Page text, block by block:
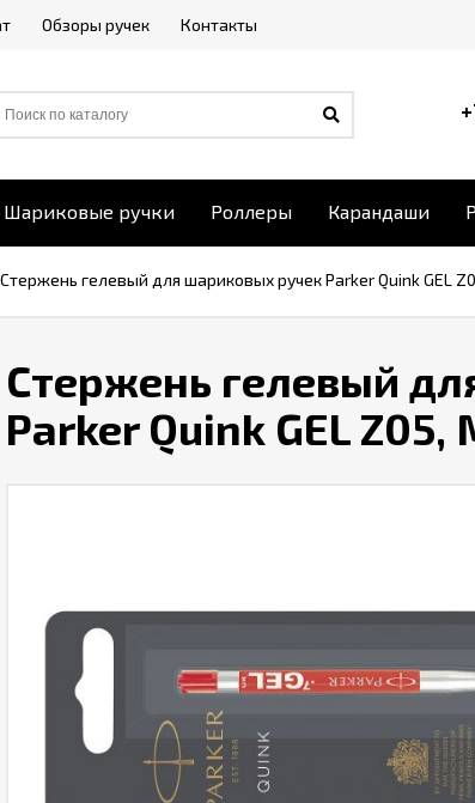
Обзоры ручек Контакты
Шариковые ручки Роллеры Карандаши
Стержень гелевый для шариковых ручек Parker Quink GEL
Стержень гелевый
Parker Quink GEL